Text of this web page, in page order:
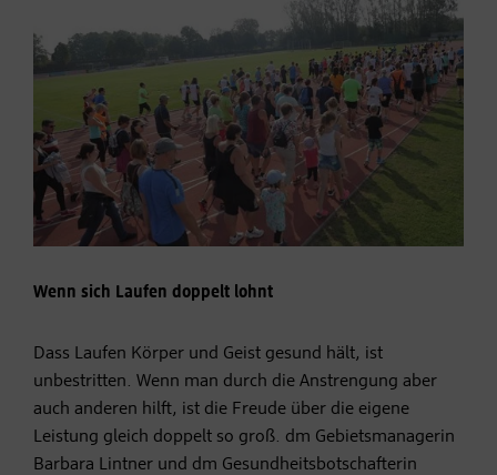
Wenn sich Laufen doppelt lohnt
Dass Laufen Körper und Geist gesund hält, ist
unbestritten. Wenn man durch die Anstrengung aber
auch anderen hilft, ist die Freude über die eigene
Leistung gleich doppelt so groß. dm Gebietsmanagerin
Barbara Lintner und dm Gesundheitsbotschafterin